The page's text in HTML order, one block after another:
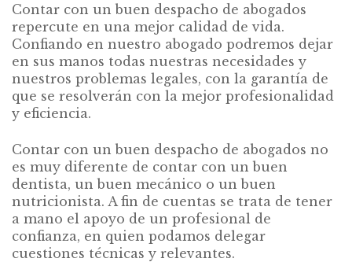
Contar con un buen despacho de abogados
repercute en una mejor calidad de vida.
Confiando en nuestro abogado podremos dejar
en sus manos todas nuestras necesidades y
nuestros problemas legales, con la garantía de
que se resolverán con la mejor profesionalidad
y eficiencia.
Contar con un buen despacho de abogados no
es muy diferente de contar con un buen
dentista, un buen mecánico o un buen
nutricionista. A fin de cuentas se trata de tener
a mano el apoyo de un profesional de
confianza, en quien podamos delegar
cuestiones técnicas y relevantes.